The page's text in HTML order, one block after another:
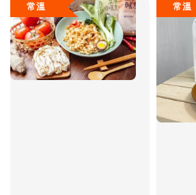
常溫 常溫